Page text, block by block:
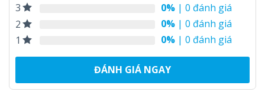
3
0% | 0 đánh giá
2
0% | 0 đánh giá
1
0% | 0 đánh giá
ĐÁNH GIÁ NGAY